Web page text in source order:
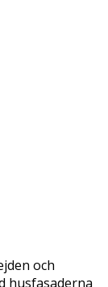
och
husfasaderna